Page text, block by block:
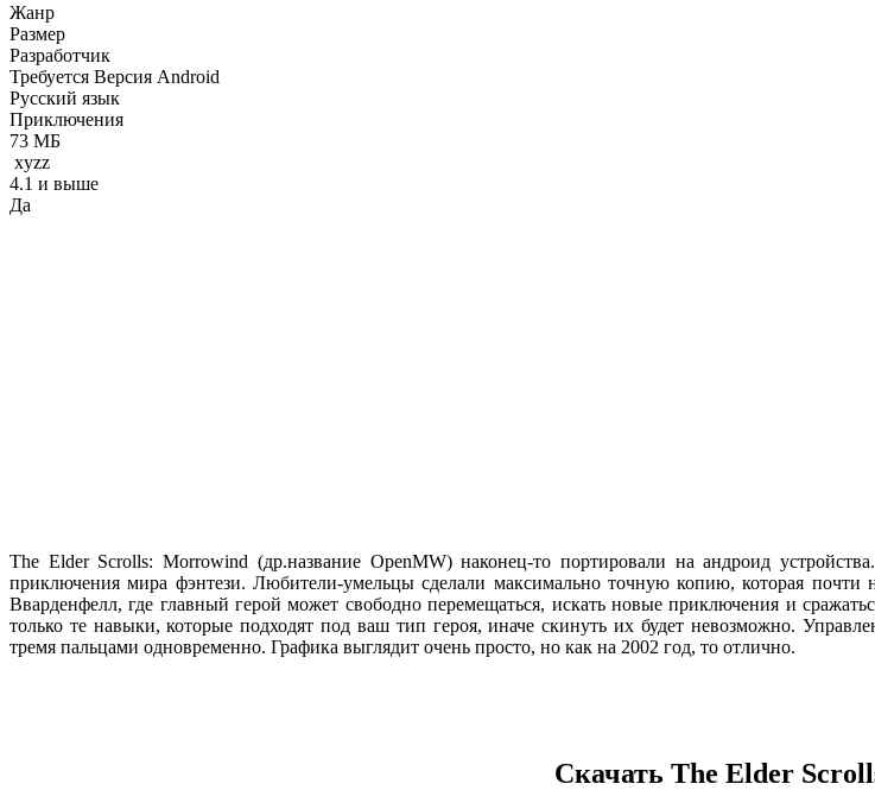
Жанр
Размер
Разработчик
Требуется Версия Android
Русский язык
Приключения
73 МБ
xyzz
4.1 и выше
Да
The Elder Scrolls: Morrowind (др.название OpenMW) наконец-то портировали на андроид
приключения мира фэнтези. Любители-умельцы сделали максимально точную копию, которая почти
Вварденфелл, где главный герой может свободно перемещаться, искать новые приключения и
только те навыки, которые подходят под ваш тип героя, иначе скинуть их будет невозможно.
тремя пальцами одновременно. Графика выглядит очень просто, но как на 2002 год, то отлично.
Скачать The Elder